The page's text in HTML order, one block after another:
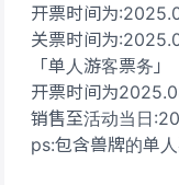
开票时间为
关票时间为
「单人游客票务」
开票时间为
销售至活动当日
ps:包含兽牌的单